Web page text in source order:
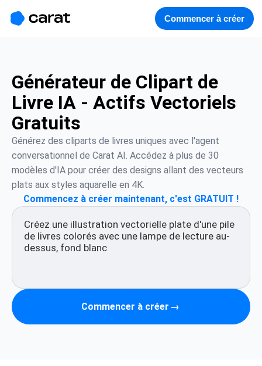
소개
Commencer à créer
Générateur de Clipart de
Livre IA - Actifs Vectoriels
Gratuits
Générez des cliparts de livres uniques avec l'agent
conversationnel de Carat AI. Accédez à plus de 30
modèles d'IA pour créer des designs allant des vecteurs
plats aux styles aquarelle en 4K.
Commencez à créer maintenant, c'est GRATUIT !
Commencer à créer →